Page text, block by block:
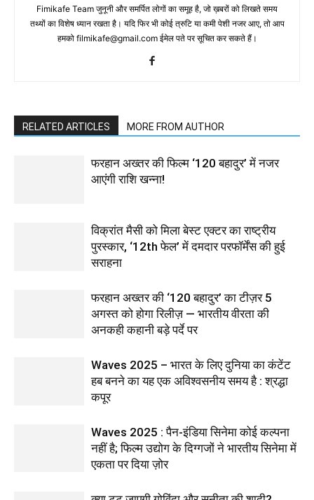
Fimikafe Team जुनूनी और समर्पित लोगों का समूह है, जो ख़बरों को लिखते समय
तथ्‍यों का विशेष ध्‍यान रखता है। यदि फिर भी कोई त्रुटि या कमी पेशी नजर आए, तो आप
हमको filmikafe@gmail.com ईमेल पते पर सूचित कर सकते हैं।
RELATED ARTICLES MORE FROM AUTHOR
फरहान अख्तर की फिल्म ‘120 बहादुर’ में नजर
आएंगी राशि खन्ना!
विक्रांत मैसी को मिला बेस्ट एक्टर का राष्ट्रीय
पुरस्कार, ‘12th फेल’ में दमदार परफॉर्मेंस की हुई
सराहना
फरहान अख्तर की ‘120 बहादुर’ का टीज़र 5
अगस्त को होगा रिलीज़ — भारतीय वीरता की
अनकही कहानी बड़े पर्दे पर
Waves 2025 – भारत के लिए दुनिया का कंटेंट
हब बनने का यह एक अविश्वसनीय समय है : श्रद्धा
कपूर
Waves 2025 : पैन-इंडिया सिनेमा कोई कल्पना
नहीं है; फिल्म उद्योग के दिग्गजों ने भारतीय सिनेमा में
एकता पर दिया ज़ोर